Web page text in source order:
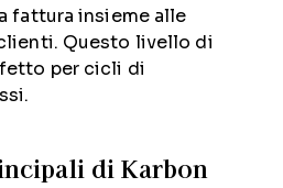
fattura insieme alle
Questo livello di
per cicli di
di Karbon